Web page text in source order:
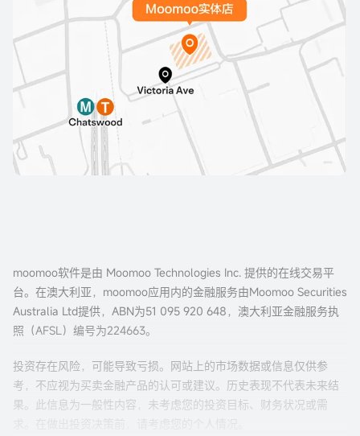
moomoo软件是由 Moomoo Technologies Inc. 提供的在线交易平
台。在澳大利亚，moomoo应用内的金融服务由Moomoo Securities
Australia Ltd提供，ABN为51 095 920 648，澳大利亚金融服务执
照（AFSL）编号为224663。
投资存在风险，可能导致亏损。网站上的市场数据或信息仅供参
考，不应视为买卖金融产品的认可或建议。历史表现不代表未来结
果。此信息为一般性内容，未考虑您的投资目标、财务状况或需